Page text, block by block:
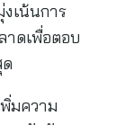
เน้นการ
ดเพื่อตอบ
มความ